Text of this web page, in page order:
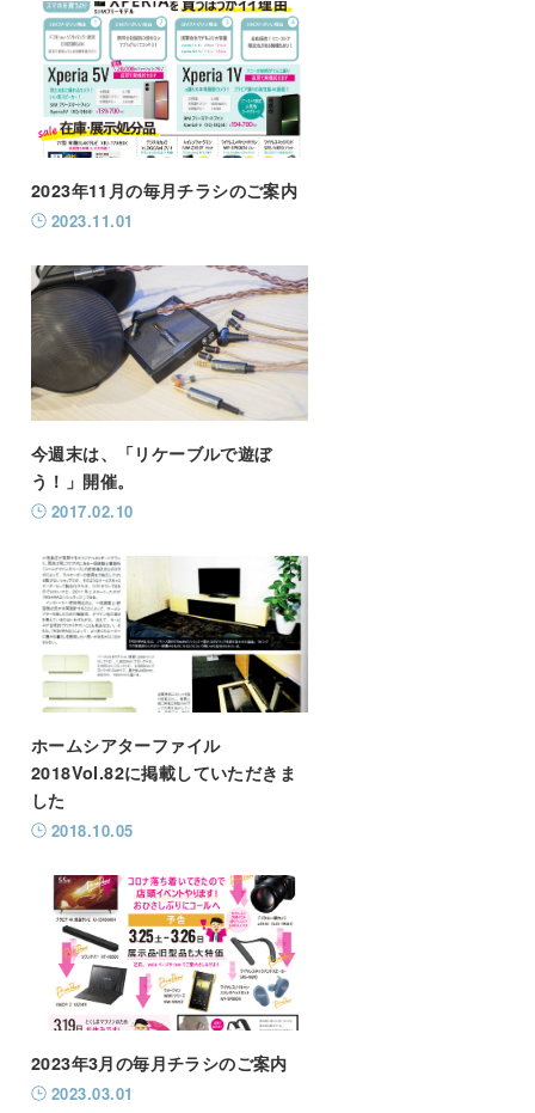
2023年11月の毎月チラシのご案内
2023.11.01
今週末は、「リケーブルで遊ぼ
う！」開催。
2017.02.10
ホームシアターファイル
2018Vol.82に掲載していただきま
した
2018.10.05
2023年3月の毎月チラシのご案内
2023.03.01